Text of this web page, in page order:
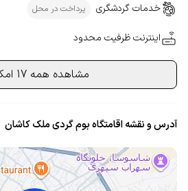
خدمات گردشگری پرداخت در محل
اینترنت ظرفیت محدود
مشاهده همه 17 امکانات
آدرس و نقشه اقامتگاه بوم گردی ملک کاشان